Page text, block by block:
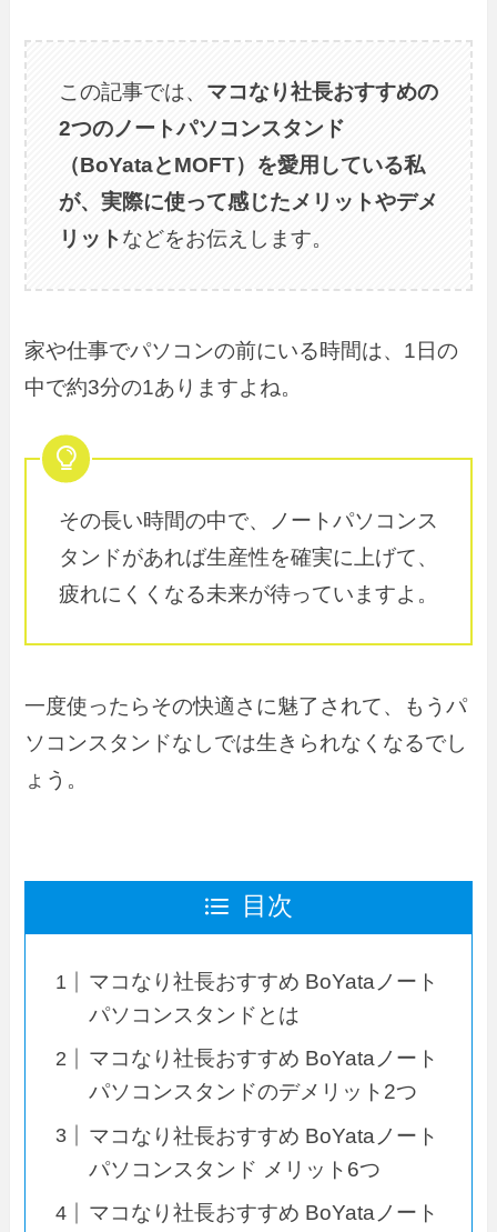
この記事では、 マコなり社長おすすめの
2つのノートパソコンスタンド
（BoYataとMOFT）を愛用している私
が、実際に使って感じたメリットやデメ
リットなどをお伝えします。
家や仕事でパソコンの前にいる時間は、1日の
中で約3分の1ありますよね。
その長い時間の中で、ノートパソコンス
タンドがあれば生産性を確実に上げて、
疲れにくくなる未来が待っていますよ。
一度使ったらその快適さに魅了されて、もうパ
ソコンスタンドなしでは生きられなくなるでし
ょう。
目次
マコなり社長おすすめ BoYataノート
パソコンスタンドとは
マコなり社長おすすめ BoYataノート
パソコンスタンドのデメリット2つ
マコなり社長おすすめ BoYataノート
パソコンスタンド メリット6つ
マコなり社長おすすめ BoYataノート